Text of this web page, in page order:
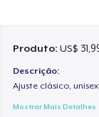
Produto:US$
Descrição:
Ajuste clásico,
Mostrar Mais Detalhes